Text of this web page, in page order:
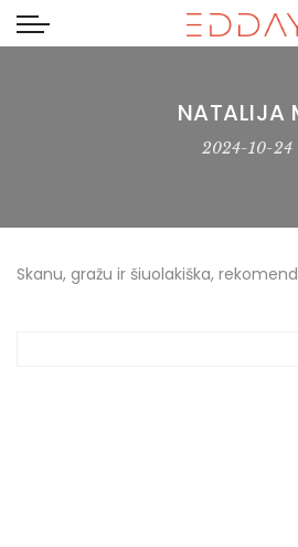
NATALIJA
2024-10-24
Skanu, gražu ir šiuolakiška,